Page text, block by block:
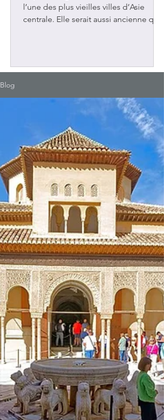
l’une des plus vieilles villes d’Asie
centrale. Elle serait aussi ancienne que
a été au carrefour de plusieurs
musulmanes. La place Registan Au 14e
siècle, la ville a vécu une période de
prospérité sous le règne d’Amir
Timour (Tamerlan). Ce dirigeant a fait
de Samar
Blog